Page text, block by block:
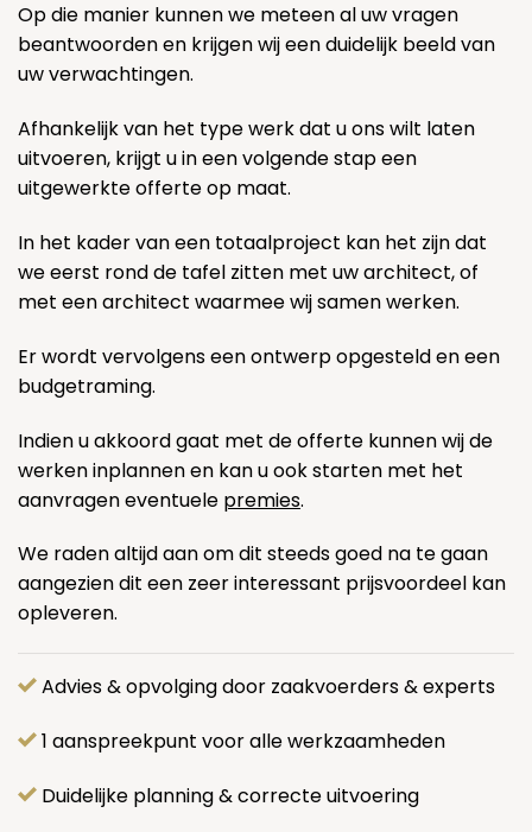
Op die manier kunnen we meteen al uw vragen
beantwoorden en krijgen wij een duidelijk beeld van
uw verwachtingen.
Afhankelijk van het type werk dat u ons wilt laten
uitvoeren, krijgt u in een volgende stap een
uitgewerkte offerte op maat.
In het kader van een totaalproject kan het zijn dat
we eerst rond de tafel zitten met uw architect, of
met een architect waarmee wij samen werken.
Er wordt vervolgens een ontwerp opgesteld en een
budgetraming.
Indien u akkoord gaat met de offerte kunnen wij de
werken inplannen en kan u ook starten met het
aanvragen eventuele premies.
We raden altijd aan om dit steeds goed na te gaan
aangezien dit een zeer interessant prijsvoordeel kan
opleveren.
Advies & opvolging door zaakvoerders & experts
1 aanspreekpunt voor alle werkzaamheden
Duidelijke planning & correcte uitvoering